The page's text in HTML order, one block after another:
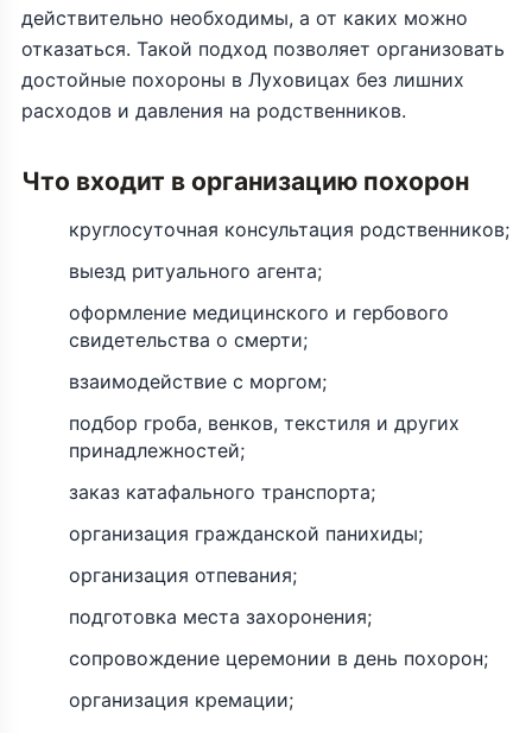
действительно необходимы, а от каких можно
отказаться. Такой подход позволяет организовать
достойные похороны в Луховицах без лишних
расходов и давления на родственников.
Что входит в организацию похорон
круглосуточная консультация родственников;
выезд ритуального агента;
оформление медицинского и гербового
свидетельства о смерти;
взаимодействие с моргом;
подбор гроба, венков, текстиля и других
принадлежностей;
заказ катафального транспорта;
организация гражданской панихиды;
организация отпевания;
подготовка места захоронения;
сопровождение церемонии в день похорон;
организация кремации;